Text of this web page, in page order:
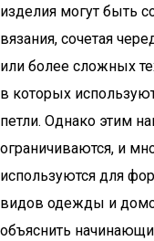
изделия могут быть
вязания, сочетая
или более сложных
в которых
петли. Однако этим
ограничиваются, и
используются для
видов одежды и
объяснить